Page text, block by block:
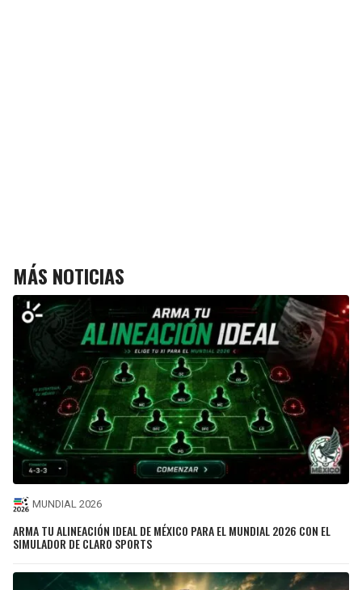
MÁS NOTICIAS
MUNDIAL 2026
ARMA TU ALINEACIÓN IDEAL DE MÉXICO PARA EL MUNDIAL 2026 CON EL
SIMULADOR DE CLARO SPORTS